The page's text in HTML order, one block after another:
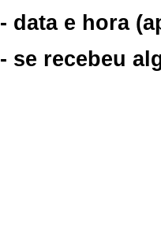
- data e hora
- se recebeu